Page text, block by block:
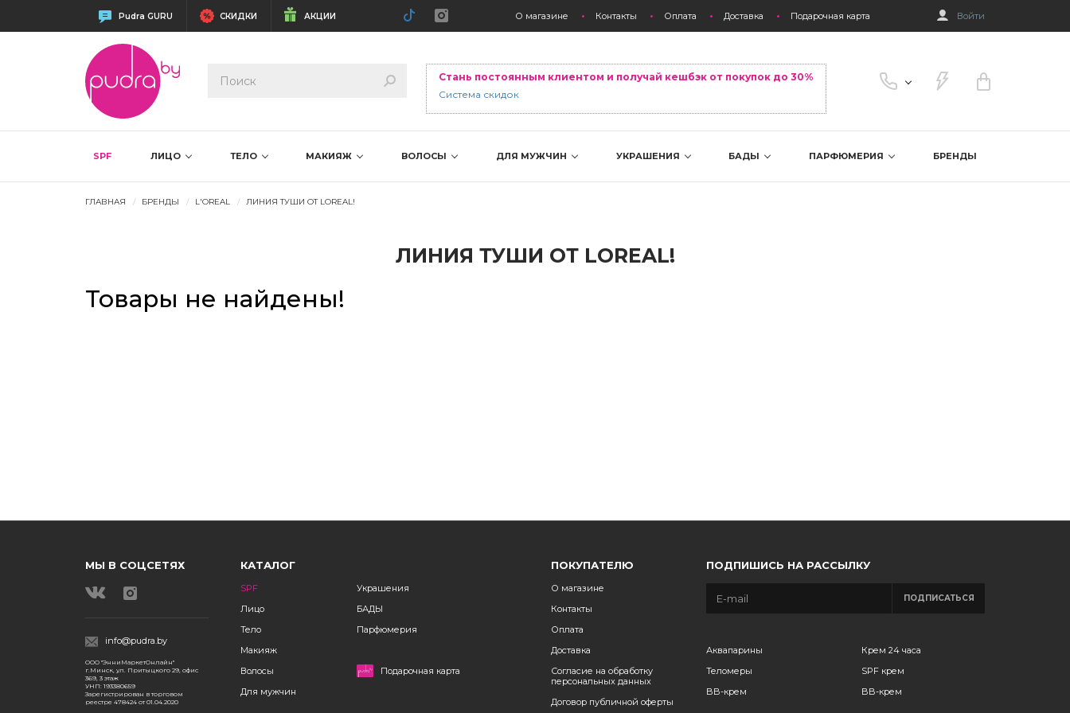
Pudra GURU СКИДКИ АКЦИИ О магазине Контакты Оплата Доставка Подарочная карта Войти
Стань постоянным клиентом и получай кешбэк от покупок до 30%
Система скидок
SPF ЛИЦО ТЕЛО МАКИЯЖ ВОЛОСЫ ДЛЯ МУЖЧИН УКРАШЕНИЯ БАДЫ ПАРФЮМЕРИЯ БРЕНДЫ
ГЛАВНАЯ БРЕНДЫ L'OREAL ЛИНИЯ ТУШИ ОТ LOREAL!
ЛИНИЯ ТУШИ ОТ LOREAL!
Товары не найдены!
МЫ В СОЦСЕТЯХ
info@pudra.by
ООО "ЭнниМаркетОнлайн"
г.Минск, ул. Притыцкого 29, офис
369, 3 этаж
УНП: 193380659
Зарегистрирован в торговом
реестре 478424 от 01.04.2020
КАТАЛОГ
SPF
Лицо
Тело
Макияж
Волосы
Для мужчин
Украшения
БАДЫ
Парфюмерия
Подарочная карта
ПОКУПАТЕЛЮ
О магазине
Контакты
Оплата
Доставка
Согласие на обработку
персональных данных
Договор публичной оферты
ПОДПИШИСЬ НА РАССЫЛКУ
ПОДПИСАТЬСЯ
Аквапарины
Теломеры
BB-крем
Крем 24 часа
SPF крем
BB-крем